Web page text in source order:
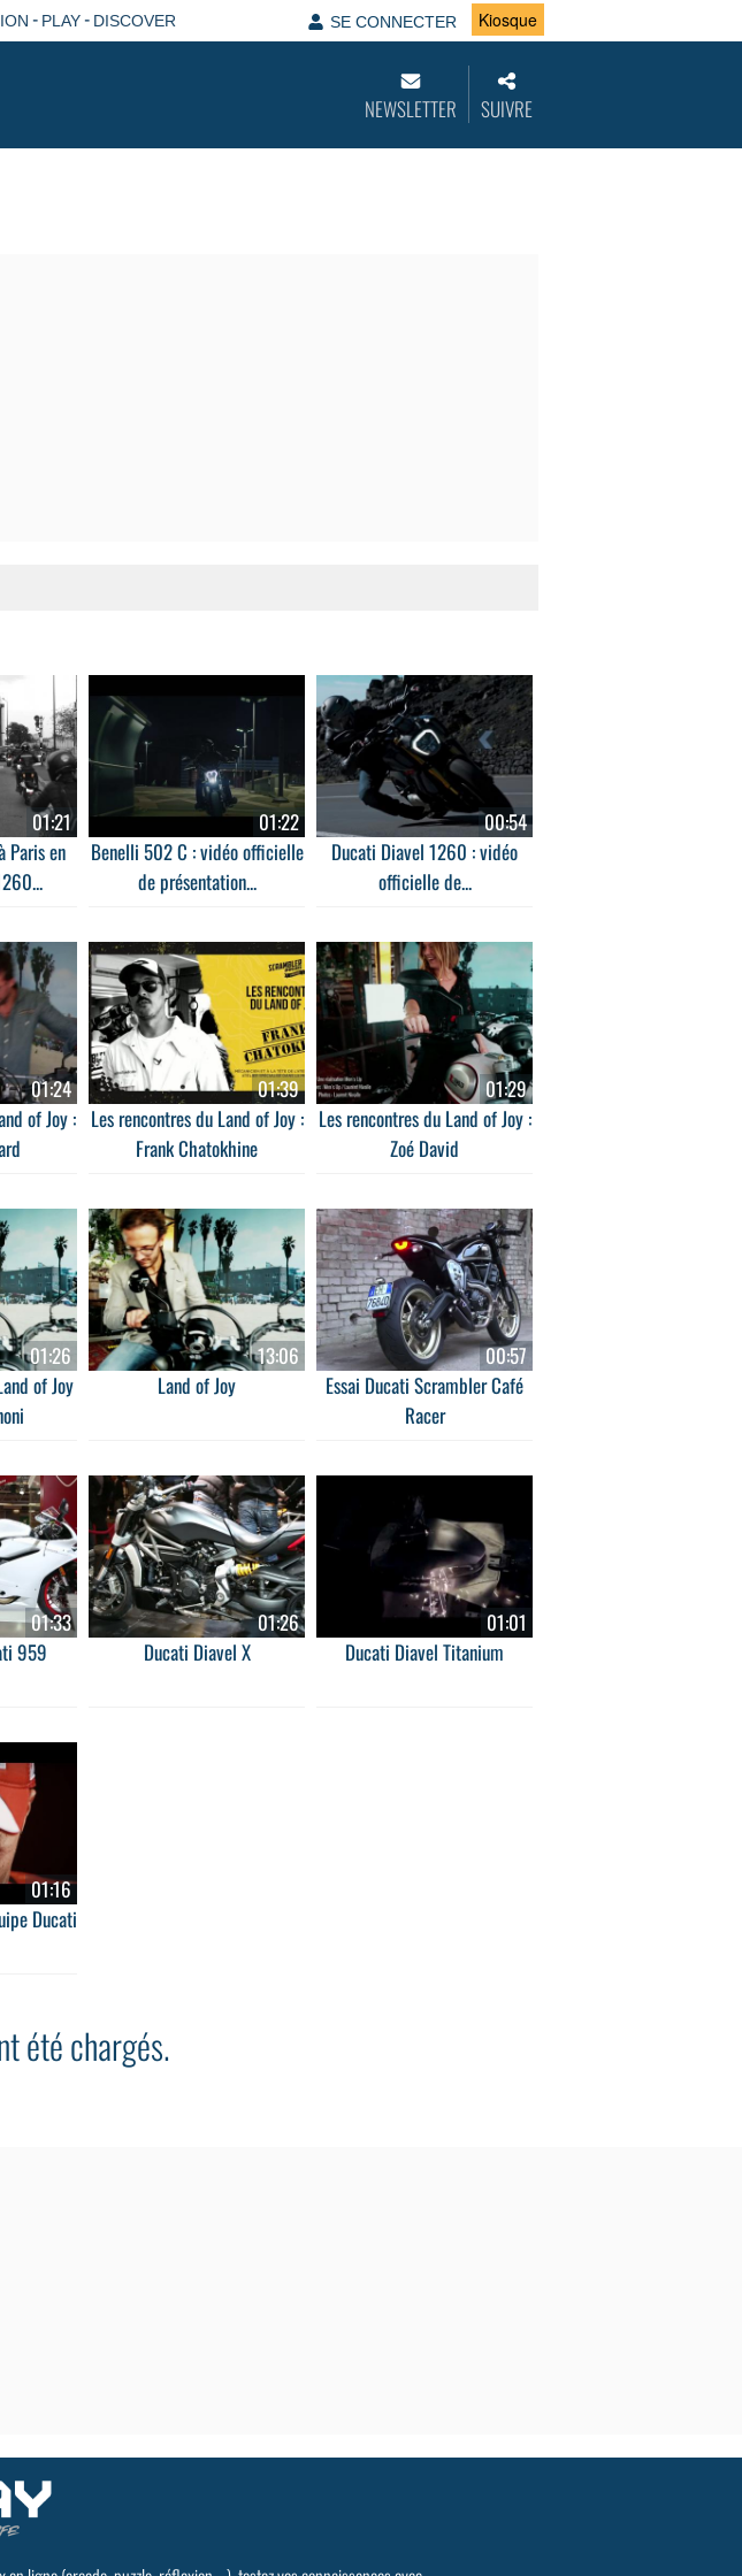
- PLAY- DISCOVER SE CONNECTER Kiosque
NEWSLETTER SUIVRE
01:21
Paris en
01:22
Benelli 502 C : vidéo officielle
de présentation...
00:54
Ducati Diavel 1260 : vidéo
officielle de...
01:24
of Joy :
01:39
Les rencontres du Land of Joy :
Frank Chatokhine
01:29
Les rencontres du Land of Joy :
Zoé David
01:26
of Joy
13:06
Land of Joy
00:57
Essai Ducati Scrambler Café
Racer
01:33
959
01:26
Ducati Diavel X
01:01
Ducati Diavel Titanium
01:16
Ducati
été chargés.